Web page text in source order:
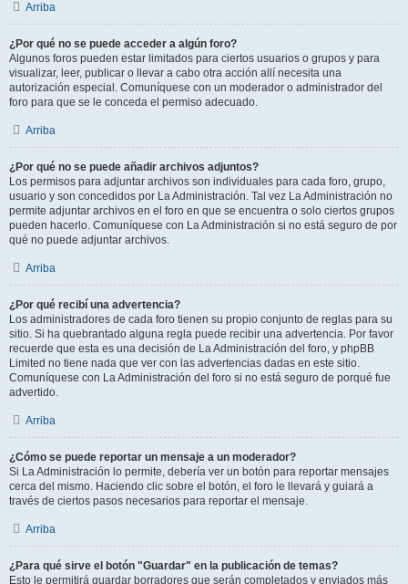
Arriba
¿Por qué no se puede acceder a algún foro?
Algunos foros pueden estar limitados para ciertos usuarios o grupos y para
visualizar, leer, publicar o llevar a cabo otra acción allí necesita una
autorización especial. Comuníquese con un moderador o administrador del
foro para que se le conceda el permiso adecuado.
Arriba
¿Por qué no se puede añadir archivos adjuntos?
Los permisos para adjuntar archivos son individuales para cada foro, grupo,
usuario y son concedidos por La Administración. Tal vez La Administración no
permite adjuntar archivos en el foro en que se encuentra o solo ciertos grupos
pueden hacerlo. Comuníquese con La Administración si no está seguro de por
qué no puede adjuntar archivos.
Arriba
¿Por qué recibí una advertencia?
Los administradores de cada foro tienen su propio conjunto de reglas para su
sitio. Si ha quebrantado alguna regla puede recibir una advertencia. Por favor
recuerde que esta es una decisión de La Administración del foro, y phpBB
Limited no tiene nada que ver con las advertencias dadas en este sitio.
Comuníquese con La Administración del foro si no está seguro de porqué fue
advertido.
Arriba
¿Cómo se puede reportar un mensaje a un moderador?
Si La Administración lo permite, debería ver un botón para reportar mensajes
cerca del mismo. Haciendo clic sobre el botón, el foro le llevará y guiará a
través de ciertos pasos necesarios para reportar el mensaje.
Arriba
¿Para qué sirve el botón "Guardar" en la publicación de temas?
Esto le permitirá guardar borradores que serán completados y enviados más